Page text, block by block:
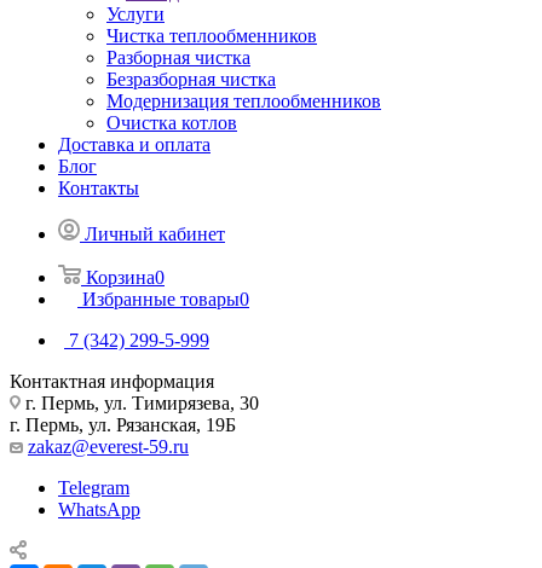
Услуги
Чистка теплообменников
Разборная чистка
Безразборная чистка
Модернизация теплообменников
Очистка котлов
Доставка и оплата
Блог
Контакты
Личный кабинет
Корзина0
Избранные товары0
7 (342) 299-5-999
Контактная информация
г. Пермь, ул. Тимирязева, 30
г. Пермь, ул. Рязанская, 19Б
zakaz@everest-59.ru
Telegram
WhatsApp